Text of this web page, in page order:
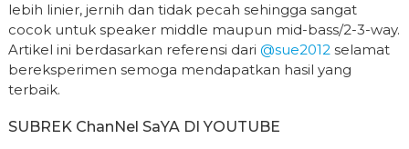
lebih linier, jernih dan tidak pecah sehingga sangat
cocok untuk speaker middle maupun mid-bass/2-3-way.
Artikel ini berdasarkan referensi dari @sue2012selamat
bereksperimen semoga mendapatkan hasil yang
terbaik.
SUBREK ChanNel SaYA DI YOUTUBE